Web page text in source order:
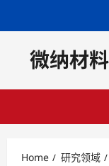
微纳材
Home 研究领域